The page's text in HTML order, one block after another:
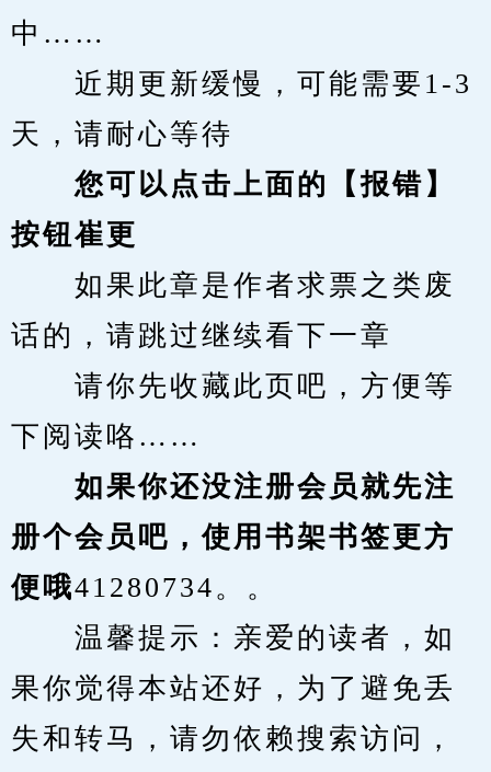
中……
近期更新缓慢，可能需要1-3
天，请耐心等待
您可以点击上面的【报错】
按钮崔更
如果此章是作者求票之类废
话的，请跳过继续看下一章
请你先收藏此页吧，方便等
下阅读咯……
如果你还没注册会员就先注
册个会员吧，使用书架书签更方
便哦41280734。。
温馨提示：亲爱的读者，如
果你觉得本站还好，为了避免丢
失和转马，请勿依赖搜索访问，